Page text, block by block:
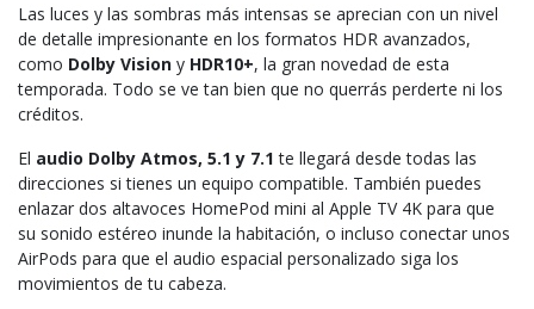
Las luces y las sombras más intensas se aprecian con un nivel
de detalle impresio­nante en los formatos HDR avanzados,
como Dolby Vision y HDR10+, la gran novedad de esta
temporada. Todo se ve tan bien que no querrás perderte ni los
créditos.
El audio Dolby Atmos, 5.1 y 7.1 te llegará desde todas las
direcciones si tienes un equipo compatible. También puedes
enlazar dos altavoces HomePod mini al Apple TV 4K para que
su sonido estéreo inunde la habitación, o incluso conectar unos
AirPods para que el audio espacial personalizado siga los
movimientos de tu cabeza.